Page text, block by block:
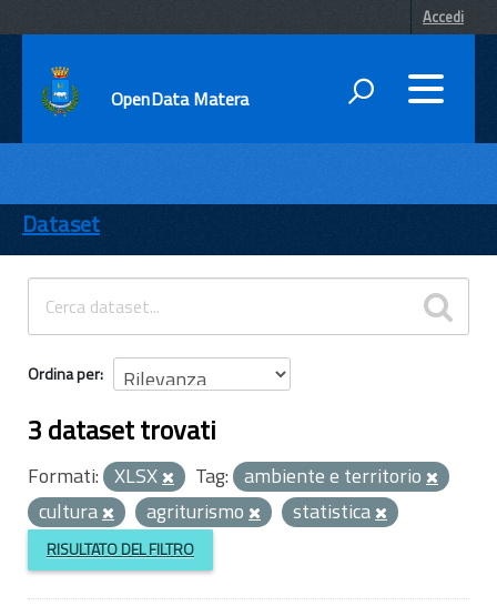
Accedi
OpenData Matera
ENTI
TEMI
INFORMAZIONI
Dataset
Ordina per
3 dataset trovati
Formati: XLSX Tag: ambiente e territorio
cultura
agriturismo statistica
RISULTATO DEL FILTRO